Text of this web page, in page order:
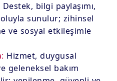
Destek, bilgi paylaşımı,
sunulur; zihinsel
ve sosyal etkileşimle
Hizmet, duygusal
geleneksel bakım